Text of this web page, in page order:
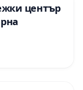
център